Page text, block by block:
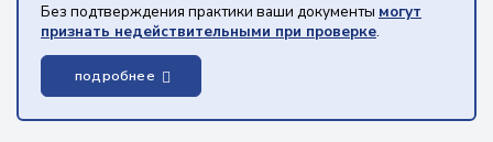
Без подтверждения практики ваши документы могут
признать недействительными при проверке.
подробнее